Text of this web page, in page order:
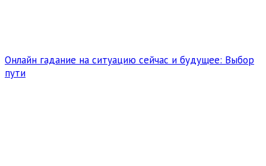
Онлайн гадание на ситуацию сейчас и будущее: Выбор
пути